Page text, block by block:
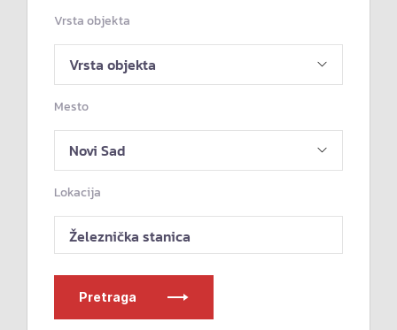
Vrsta objekta
Mesto
Lokacija
Železnička stanica
Pretraga